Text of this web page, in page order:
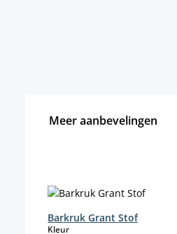
Meer aanbevelingen
Barkruk Grant Stof
Kleurselect